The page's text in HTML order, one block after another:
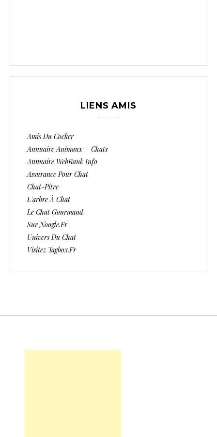
LIENS AMIS
Amis Du Cocker
Annuaire Animaux – Chats
Annuaire WebRank Info
Assurance Pour Chat
Chat-Pitre
L'arbre À Chat
Le Chat Gourmand
Sur Noogle.fr
Univers Du Chat
Visitez Tagbox.fr